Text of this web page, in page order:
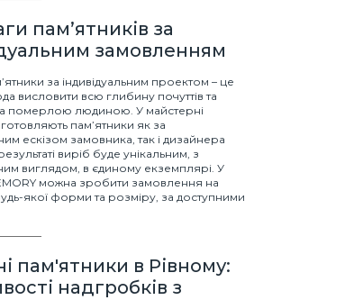
пам’ятників за
замовленням
за індивідуальним проектом – це
висловити всю глибину почуттів та
померлою людиною. У майстерні
пам’ятники як за
ескізом замовника, так і дизайнера
виріб буде унікальним, з
виглядом, в єдиному екземплярі. У
можна зробити замовлення на
якої форми та розміру, за доступними
пам'ятники в Рівному:
надгробків з